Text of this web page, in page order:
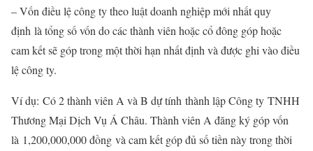
– Vốn điều lệ công ty theo luật doanh nghiệp mới nhất quy
định là tổng số vốn do các thành viên hoặc cổ đông góp hoặc
cam kết sẽ góp trong một thời hạn nhất định và được ghi vào điều
lệ công ty.
Ví dụ: Có 2 thành viên A và B dự tính thành lập Công ty TNHH
Thương Mại Dịch Vụ Á Châu. Thành viên A đăng ký góp vốn
là 1,200,000,000 đồng và cam kết góp đủ số tiền này trong thời